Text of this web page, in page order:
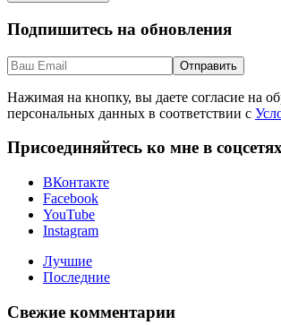
Подпишитесь на обновления
Нажимая на кнопку, вы даете согласие на
персональных данных в соответствии с
Присоединяйтесь ко мне в
ВКонтакте
Facebook
YouTube
Instagram
Лучшие
Последние
Свежие комментарии